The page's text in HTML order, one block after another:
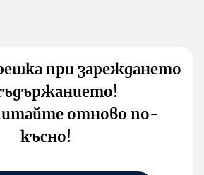
при зареждането
отново по-
късно!